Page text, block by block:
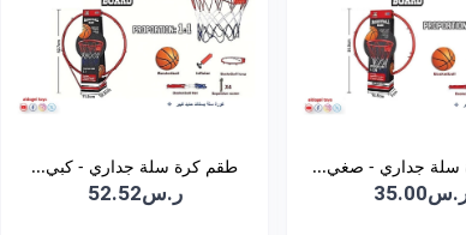
سلة جداري - صغي... طقم كرة سلة جداري - كبي...
ر.س52.52